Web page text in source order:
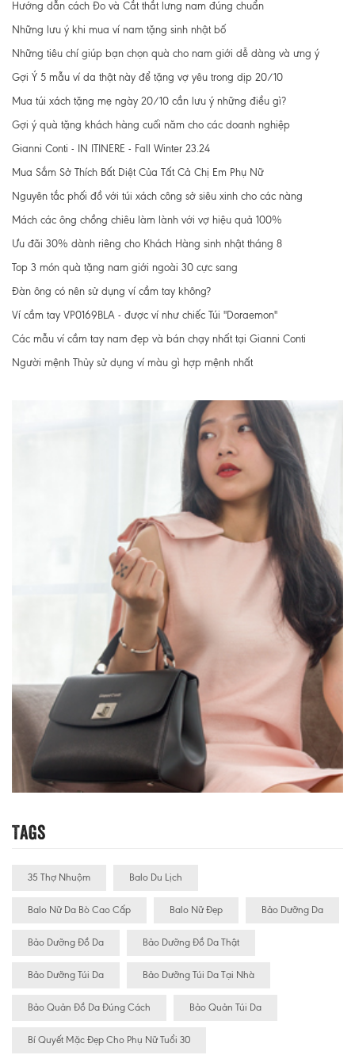
Hướng dẫn cách Đo và Cắt thắt lưng nam đúng chuẩn
Những lưu ý khi mua ví nam tặng sinh nhật bố
Những tiêu chí giúp bạn chọn quà cho nam giới dễ dàng và ưng ý
Gợi Ý 5 mẫu ví da thật này để tặng vợ yêu trong dịp 20/10
Mua túi xách tặng mẹ ngày 20/10 cần lưu ý những điều gì?
Gợi ý quà tặng khách hàng cuối năm cho các doanh nghiệp
Gianni Conti - IN ITINERE - Fall Winter 23.24
Mua Sắm Sở Thích Bất Diệt Của Tất Cả Chị Em Phụ Nữ
Nguyên tắc phối đồ với túi xách công sở siêu xinh cho các nàng
Mách các ông chồng chiêu làm lành với vợ hiệu quả 100%
Ưu đãi 30% dành riêng cho Khách Hàng sinh nhật tháng 8
Top 3 món quà tặng nam giới ngoài 30 cực sang
Đàn ông có nên sử dụng ví cầm tay không?
Ví cầm tay VP0169BLA - được ví như chiếc Túi "Doraemon"
Các mẫu ví cầm tay nam đẹp và bán chạy nhất tại Gianni Conti
Người mệnh Thủy sử dụng ví màu gì hợp mệnh nhất
Tags
35 Thợ Nhuộm Balo Du Lịch
Balo Nữ Da Bò Cao Cấp Balo Nữ Đẹp Bảo Dưỡng Da
Bảo Dưỡng Đồ Da Bảo Dưỡng Đồ Da Thật
Bảo Dưỡng Túi Da Bảo Dưỡng Túi Da Tại Nhà
Bảo Quản Đồ Da Đúng Cách Bảo Quản Túi Da
Bí Quyết Mặc Đẹp Cho Phụ Nữ Tuổi 30